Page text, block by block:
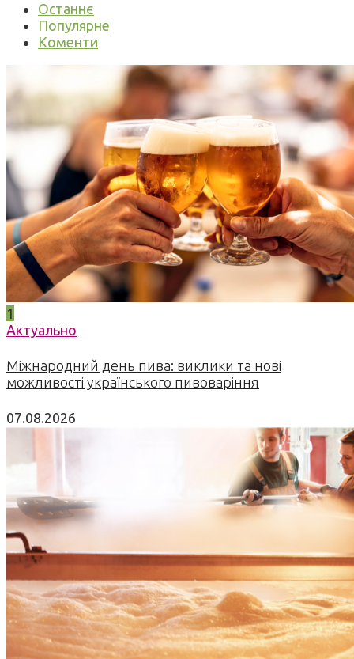
Останнє
Популярне
Коменти
1
Актуально
Міжнародний день пива: виклики та нові
можливості українського пивоваріння
07.08.2026